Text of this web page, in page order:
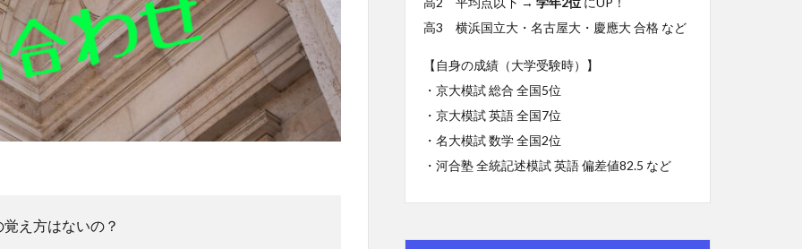
え方はないの？
高3 横浜国立大・名古屋大・慶應大 合格 など
【自身の成績（大学受験時）】
・京大模試 総合 全国5位
・京大模試 英語 全国7位
・名大模試 数学 全国2位
・河合塾 全統記述模試 英語 偏差値82.5 など